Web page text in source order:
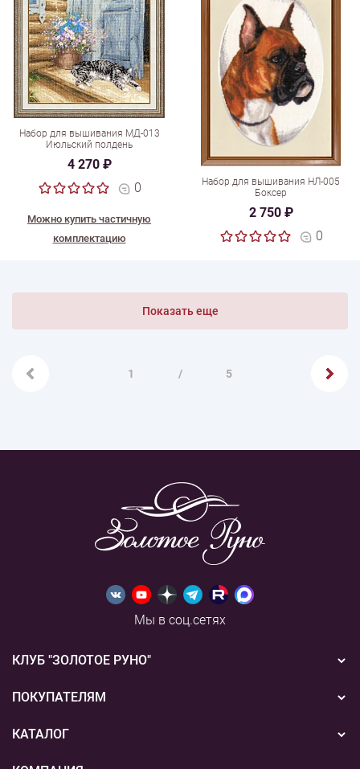
Набор для вышивания МД-013
Июльский полдень
4 270 ₽
0
Можно купить частичную
комплектацию
Набор для вышивания НЛ-005
Боксер
2 750 ₽
0
Показать еще
1 / 5
Мы в соц.сетях
КЛУБ "ЗОЛОТОЕ РУНО"
Новости
Акции
ПОКУПАТЕЛЯМ
Бонусная система
Подарочные сертификаты
КАТАЛОГ